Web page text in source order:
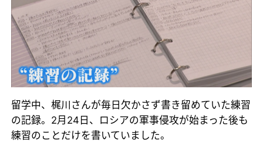
留学中、梶川さんが毎日欠かさず書き留めていた練習
の記録。2月24日、ロシアの軍事侵攻が始まった後も
練習のことだけを書いていました。